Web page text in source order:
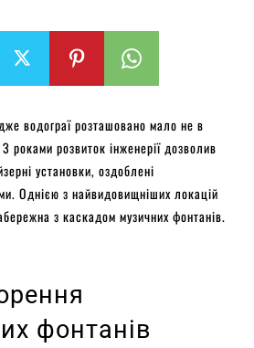
водограї розташовано мало не в
роками розвиток інженерії дозволив
установки, оздоблені
Однією з найвидовищніших локацій
з каскадом музичних фонтанів.
фонтанів